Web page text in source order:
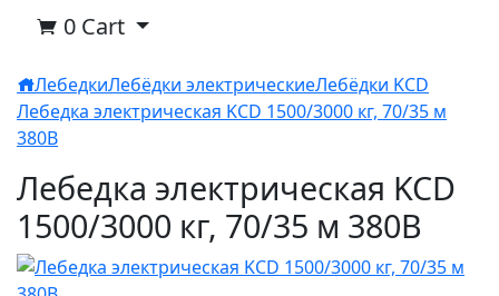
0 Cart
ЛебедкиЛебёдки электрическиеЛебёдки KCD
Лебедка электрическая KCD 1500/3000 кг, 70/35 м
380В
Лебедка электрическая KCD
1500/3000 кг, 70/35 м 380В